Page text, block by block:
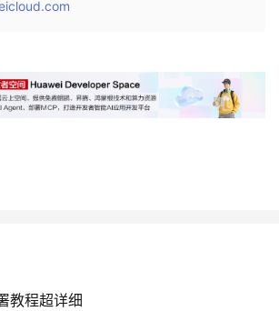
教程超详细